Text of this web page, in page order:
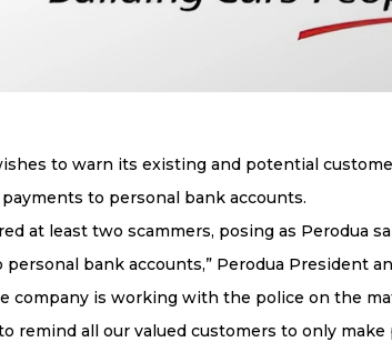
to warn its existing and potential
to personal bank accounts.
at least two scammers, posing as Perodua
bank accounts,” Perodua President
company is working with the police on the
remind all our valued customers to only